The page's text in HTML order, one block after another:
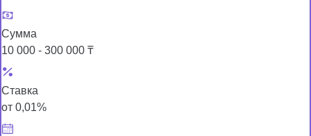
Сумма
10 000 - 300 000 ₸
Ставка
от 0,01%